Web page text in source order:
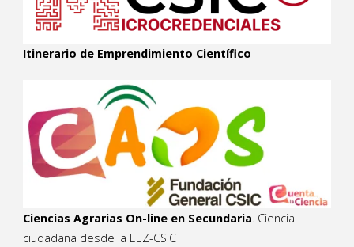
Itinerario de Emprendimiento Científico
Ciencias Agrarias On-line en Secundaria. Ciencia
ciudadana desde la EEZ-CSIC